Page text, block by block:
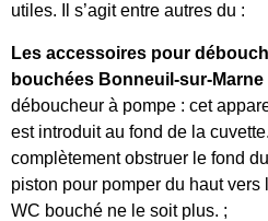
utiles. Il s’agit entre autres du :
Les accessoires pour
bouchées Bonneuil-sur-Marne
déboucheur à pompe : cet
est introduit au fond de la
complètement obstruer le fond
piston pour pomper du haut vers
WC bouché ne le soit plus. ;